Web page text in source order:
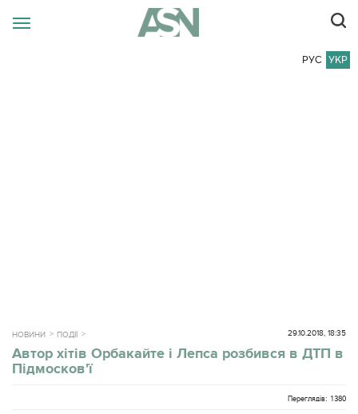
РУС УКР
НОВИНИ ПОДІЇ 29.10.2018, 18:35
Автор хітів Орбакайте і Лепса розбився в ДТП в
Підмосков'ї
Переглядів: 1380